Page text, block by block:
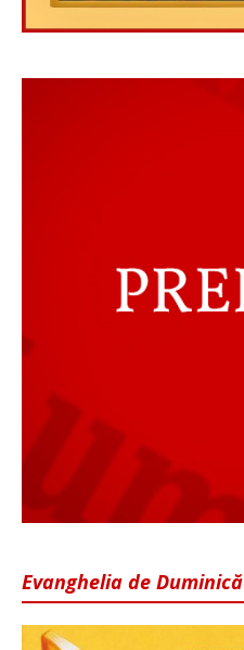
Evanghelia de Duminică